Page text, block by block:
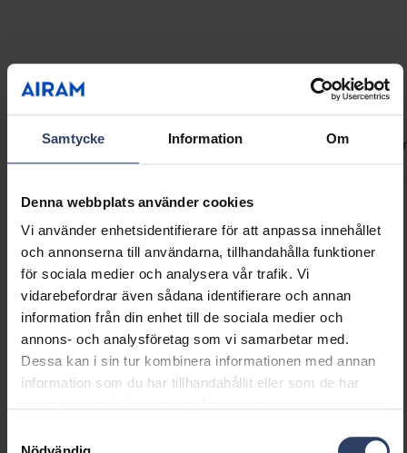
Samtycke Information Om
Denna webbplats använder cookies
Vi använder enhetsidentifierare för att anpassa innehållet
och annonserna till användarna, tillhandahålla funktioner
för sociala medier och analysera vår trafik. Vi
vidarebefordrar även sådana identifierare och annan
information från din enhet till de sociala medier och
annons- och analysföretag som vi samarbetar med.
Dessa kan i sin tur kombinera informationen med annan
information som du har tillhandahållit eller som de har
Teknisk information
Koder Produktversioner Nedladdningar Teknisk
Produktkoder
GTIN
6435200316547
Kod
9610694
El-nummer (SWE)
7511793